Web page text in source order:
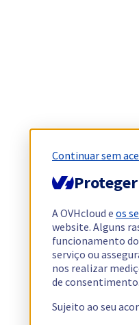
Continuar sem
A OVHcloud e os
website. Alguns
funcionamento
serviço ou
nos realizar
de consentimento.
Sujeito ao seu